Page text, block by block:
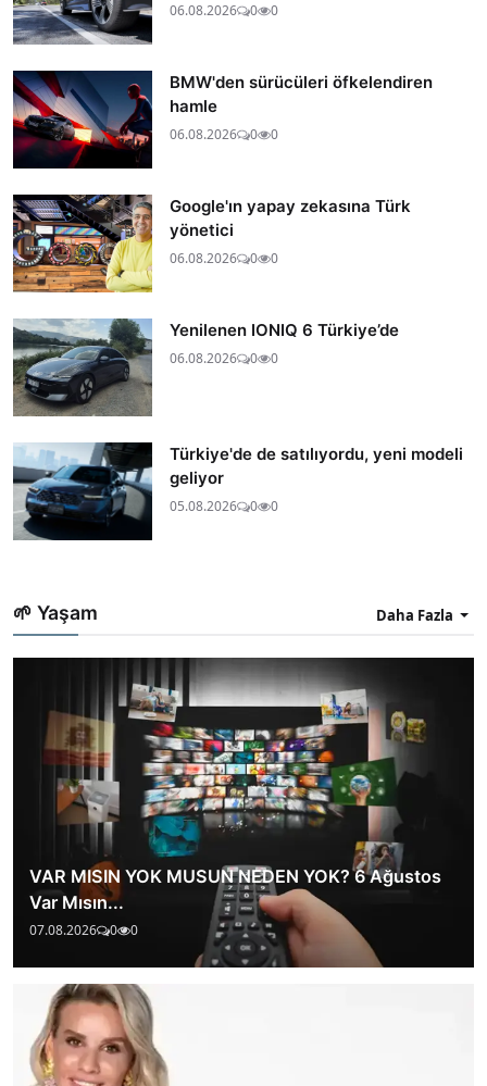
06.08.2026 0 0
BMW'den sürücüleri öfkelendiren
hamle
06.08.2026 0 0
Google'ın yapay zekasına Türk
yönetici
06.08.2026 0 0
Yenilenen IONIQ 6 Türkiye’de
06.08.2026 0 0
Türkiye'de de satılıyordu, yeni modeli
geliyor
05.08.2026 0 0
🌱 Yaşam Daha Fazla
VAR MISIN YOK MUSUN NEDEN YOK? 6 Ağustos
Var Mısın...
07.08.2026 0 0